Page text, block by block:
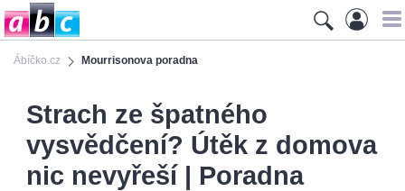
Ábíčko.cz Mourrisonova poradna
Strach ze špatného
vysvědčení? Útěk z domova
nic nevyřeší | Poradna